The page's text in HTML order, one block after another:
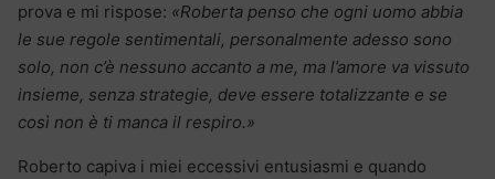
prova e mi rispose: «Roberta penso che ogni uomo abbia
le sue regole sentimentali, personalmente adesso sono
solo, non c’è nessuno accanto a me, ma l’amore va vissuto
insieme, senza strategie, deve essere totalizzante e se
così non è ti manca il respiro.»
Roberto capiva i miei eccessivi entusiasmi e quando